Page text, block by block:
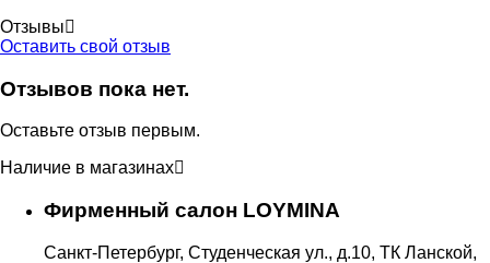
Отзывы
Оставить свой отзыв
Отзывов пока нет.
Оставьте отзыв первым.
Наличие в магазинах
Фирменный салон LOYMINA
Санкт-Петербург, Студенческая ул., д.10, ТК Ланской,